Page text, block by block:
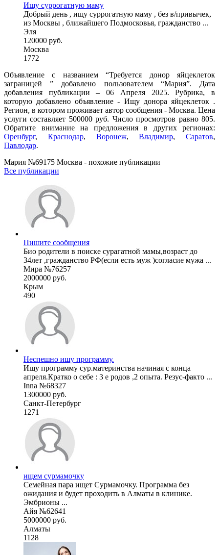
Ищу суррогатную маму
Добрый день , ищу суррогатную маму , без в/привычек,
из Москвы , ближайшего Подмосковья, гражданство ...
Эля
120000 руб.
Москва
1772
Объявление с названием “Требуется донор яйцеклеток
заграницей ” добавлено пользователем “Мария”. Дата
добавления публикации – 06 Апреля 2025. Рубрика, в
которую добавлено объявление - Ищу донора яйцеклеток .
Регион, в котором проживает автор сообщения - Москва. Цена
услуги составляет 500000 руб. Число просмотров равно 805.
Обратите внимание на предложения в других регионах:
Оренбург, Краснодар, Воронеж,Владимир, Саратов,
Павлодар.
Мария №69175 Москва - похожие публикации
Все публикации
Пишите сообщения
Био родители в поиске сурагатной мамы,возраст до
34лет ,гражданство РФ(если есть муж )согласие мужа ...
Мира №76257
2000000 руб.
Крым
490
Неспешно ишу программу.
Ищу программу сур.материнства начиная с конца
апреля.Кратко о себе : 3 е родов ,2 опыта. Резус-факто ...
Inna №68327
1300000 руб.
Санкт-Петербург
1271
ищем сурмамочку
Семейная пара ищет Сурмамочку. Программа без
ожидания и будет проходить в Алматы в клинике.
Эмбрионы ...
Айя №62641
5000000 руб.
Алматы
1128